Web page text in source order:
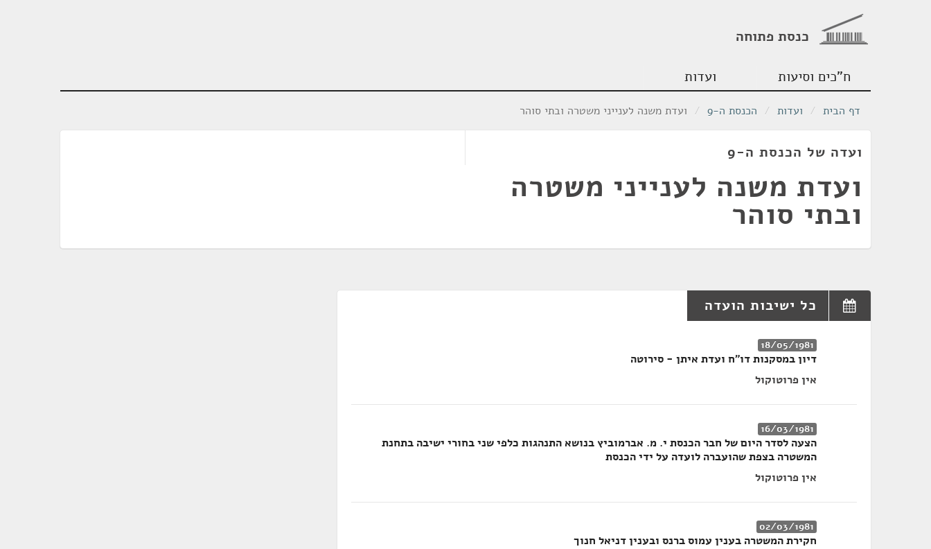
כנסת פתוחה
ח"כים וסיעות ועדות
דף הבית / ועדות / הכנסת ה-9 / ועדת משנה לענייני משטרה ובתי סוהר
ועדה של הכנסת ה-9
ועדת משנה לענייני משטרה
ובתי סוהר
כל ישיבות הועדה
18/05/1981
דיון במסקנות דו״ח ועדת איתן - סירוטה
אין פרוטוקול
16/03/1981
הצעה לסדר היום של חבר הכנסת י. מ. אברמוביץ בנושא התנהגות כלפי שני בחורי ישיבה בתחנת
המשטרה בצפת שהועברה לועדה על ידי הכנסת
אין פרוטוקול
02/03/1981
חקירת המשטרה בענין עמוס ברנס ובענין דניאל חנוך